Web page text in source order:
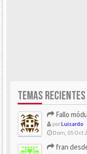
TEMAS RECIENTES
Fallo
porLuisardo
Dom, 05 Oct
fran